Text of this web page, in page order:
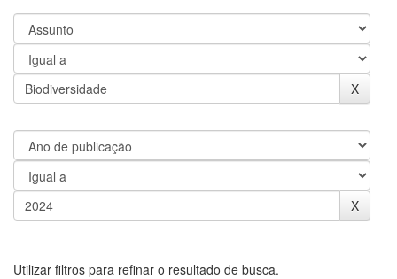
Utilizar filtros para refinar o resultado de busca.